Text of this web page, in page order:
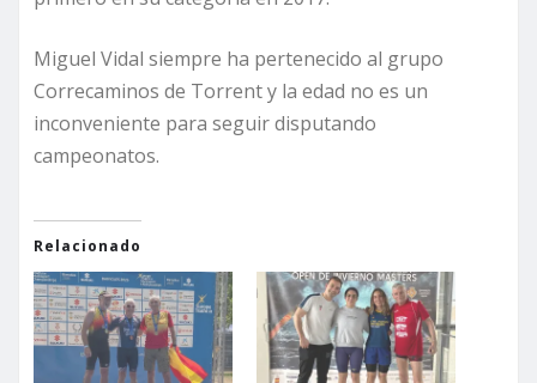
Miguel Vidal siempre ha pertenecido al grupo
Correcaminos de Torrent y la edad no es un
inconveniente para seguir disputando
campeonatos.
Relacionado